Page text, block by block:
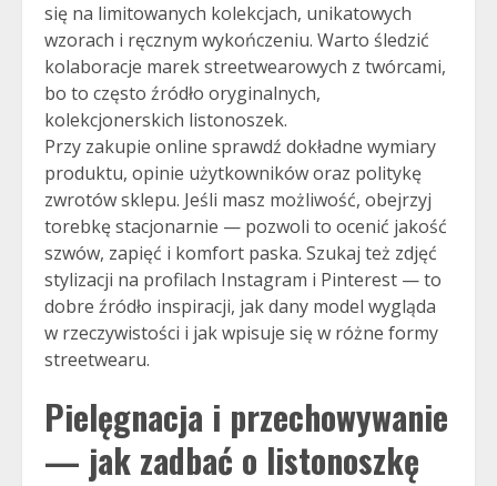
się na limitowanych kolekcjach, unikatowych
wzorach i ręcznym wykończeniu. Warto śledzić
kolaboracje marek streetwearowych z twórcami,
bo to często źródło oryginalnych,
kolekcjonerskich listonoszek.
Przy zakupie online sprawdź dokładne wymiary
produktu, opinie użytkowników oraz politykę
zwrotów sklepu. Jeśli masz możliwość, obejrzyj
torebkę stacjonarnie — pozwoli to ocenić jakość
szwów, zapięć i komfort paska. Szukaj też zdjęć
stylizacji na profilach Instagram i Pinterest — to
dobre źródło inspiracji, jak dany model wygląda
w rzeczywistości i jak wpisuje się w różne formy
streetwearu.
Pielęgnacja i przechowywanie
— jak zadbać o listonoszkę